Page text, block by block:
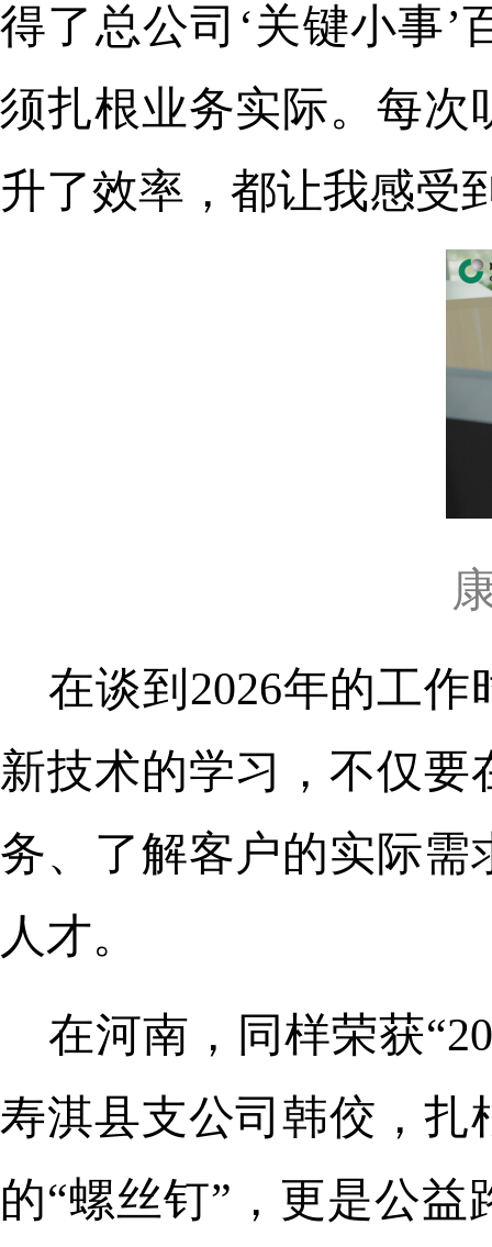
得了总公司‘关键小事
须扎根业务实际。每次
升了效率，都让我感受
在谈到2026年的工
新技术的学习，不仅
务、了解客户的实际
人才。
在河南，同样荣获
寿淇县支公司韩佼，扎
的“螺丝钉”，更是公